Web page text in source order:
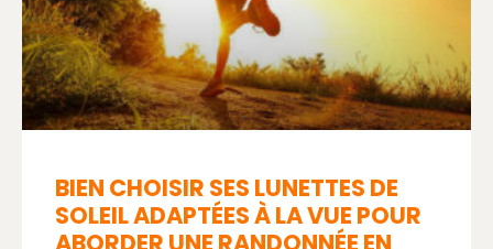
BIEN CHOISIR SES LUNETTES DE
SOLEIL ADAPTÉES À LA VUE POUR